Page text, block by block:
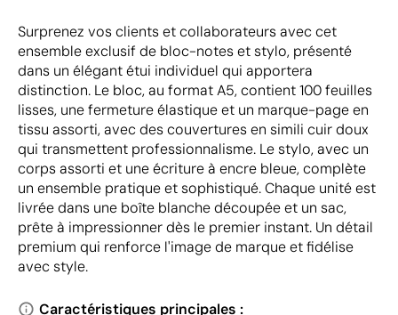
Surprenez vos clients et collaborateurs avec cet
ensemble exclusif de bloc-notes et stylo, présenté
dans un élégant étui individuel qui apportera
distinction. Le bloc, au format A5, contient 100 feuilles
lisses, une fermeture élastique et un marque-page en
tissu assorti, avec des couvertures en simili cuir doux
qui transmettent professionnalisme. Le stylo, avec un
corps assorti et une écriture à encre bleue, complète
un ensemble pratique et sophistiqué. Chaque unité est
livrée dans une boîte blanche découpée et un sac,
prête à impressionner dès le premier instant. Un détail
premium qui renforce l'image de marque et fidélise
avec style.
Caractéristiques principales :